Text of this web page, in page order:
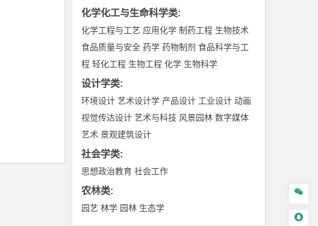
化学化工与生命科学类:
化学工程与工艺 应用化学 制药工程 生物技术
食品质量与安全 药学 药物制剂 食品科学与工
程 轻化工程 生物工程 化学 生物科学
设计学类:
环境设计 艺术设计学 产品设计 工业设计 动画
视觉传达设计 艺术与科技 风景园林 数字媒体
艺术 景观建筑设计
社会学类:
思想政治教育 社会工作
农林类:
园艺 林学 园林 生态学

